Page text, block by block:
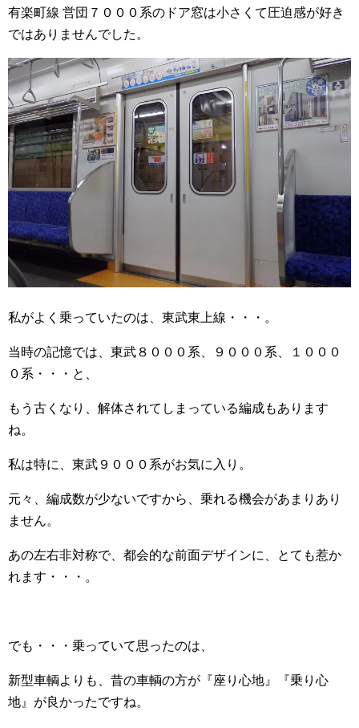
有楽町線 営団７０００系のドア窓は小さくて圧迫感が好き
ではありませんでした。
私がよく乗っていたのは、東武東上線・・・。
当時の記憶では、東武８０００系、９０００系、１０００
０系・・・と、
もう古くなり、解体されてしまっている編成もあります
ね。
私は特に、東武９０００系がお気に入り。
元々、編成数が少ないですから、乗れる機会があまりあり
ません。
あの左右非対称で、都会的な前面デザインに、とても惹か
れます・・・。
でも・・・乗っていて思ったのは、
新型車輌よりも、昔の車輌の方が『座り心地』『乗り心
地』が良かったですね。